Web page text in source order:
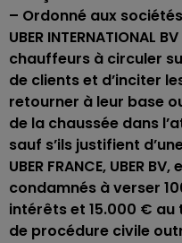
– Ordonné aux sociétés
UBER INTERNATIONAL
chauffeurs à circuler
de clients et d’inciter
retourner à leur base
de la chaussée dans
sauf s’ils justifient
UBER FRANCE, UBER
condamnés à verser
intérêts et 15.000 € au
de procédure civile